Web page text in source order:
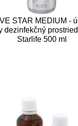
STAR MEDIUM -
dezinfekčný
Starlife 500 ml